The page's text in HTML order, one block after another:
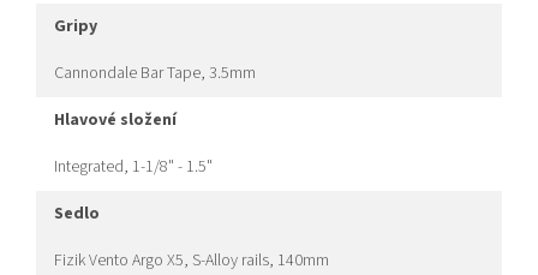
gripy
Cannondale Bar Tape, 3.5mm
hlavové složení
Integrated, 1-1/8" - 1.5"
sedlo
Fizik Vento Argo X5, S-Alloy rails, 140mm